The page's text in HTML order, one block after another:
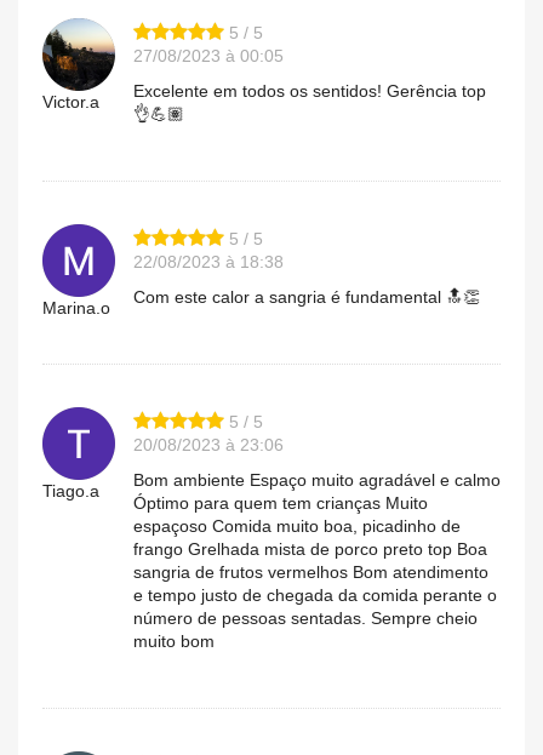
Victor.a
5 / 5
27/08/2023 à 00:05
Excelente em todos os sentidos! Gerência top
👌💪🏽
Marina.o
5 / 5
22/08/2023 à 18:38
Com este calor a sangria é fundamental 🔝👏
Tiago.a
5 / 5
20/08/2023 à 23:06
Bom ambiente Espaço muito agradável e calmo
Óptimo para quem tem crianças Muito
espaçoso Comida muito boa, picadinho de
frango Grelhada mista de porco preto top Boa
sangria de frutos vermelhos Bom atendimento
e tempo justo de chegada da comida perante o
número de pessoas sentadas. Sempre cheio
muito bom